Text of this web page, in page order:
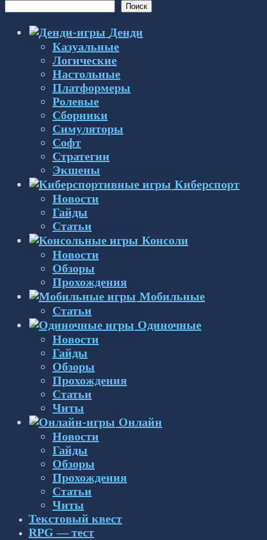
Поиск
Денди
Казуальные
Логические
Настольные
Платформеры
Ролевые
Сборники
Симуляторы
Софт
Стратегии
Экшены
Киберспорт
Новости
Гайды
Статьи
Консоли
Новости
Обзоры
Прохождения
Мобильные
Статьи
Одиночные
Новости
Гайды
Обзоры
Прохождения
Статьи
Читы
Онлайн
Новости
Гайды
Обзоры
Прохождения
Статьи
Читы
Текстовый квест
RPG — тест